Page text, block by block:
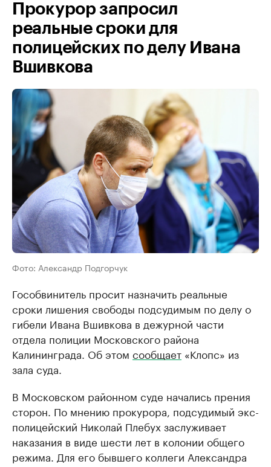
Прокурор запросил
реальные сроки для
полицейских по делу Ивана
Вшивкова
Фото: Александр Подгорчук
Гособвинитель просит назначить реальные
сроки лишения свободы подсудимым по делу о
гибели Ивана Вшивкова в дежурной части
отдела полиции Московского района
Калининграда. Об этом сообщает «Клопс» из
зала суда.
В Московском районном суде начались прения
сторон. По мнению прокурора, подсудимый экс-
полицейский Николай Плебух заслуживает
наказания в виде шести лет в колонии общего
режима. Для его бывшего коллеги Александра